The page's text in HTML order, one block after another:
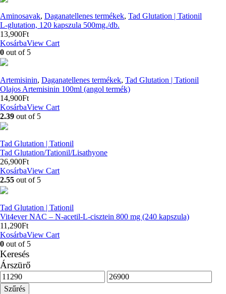
Aminosavak, Daganatellenes termékek, Tad Glutation | Tationil
L-glutation, 120 kapszula 500mg./db.
13,900Ft
KosárbaView Cart
0 out of 5
Artemisinin, Daganatellenes termékek, Tad Glutation | Tationil
Olajos Artemisinin 100ml (angol termék)
14,900Ft
KosárbaView Cart
2.39 out of 5
Tad Glutation | Tationil
Tad Glutation/Tationil/Lisathyone
26,900Ft
KosárbaView Cart
2.55 out of 5
Tad Glutation | Tationil
Vit4ever NAC – N-acetil-L-cisztein 800 mg (240 kapszula)
11,290Ft
KosárbaView Cart
0 out of 5
Keresés
Árszürő
Min
ár
Max
ár
Szűrés